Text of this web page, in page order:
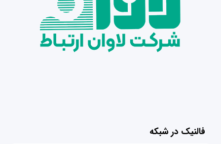
فالنیک در شبکه